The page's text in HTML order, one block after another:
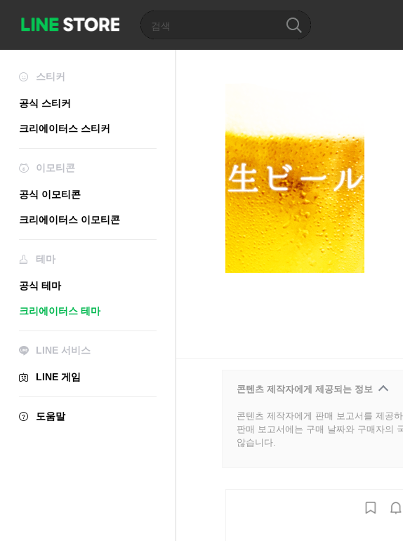
스티커
공식 스티커
크리에이터스 스티커
이모티콘
공식 이모티콘
크리에이터스 이모티콘
테마
공식 테마
크리에이터스 테마
LINE 서비스
LINE 게임
도움말
콘텐츠 제작자에게 제공되는 정보
콘텐츠 제작자에게 판매 보고서를 제공
판매 보고서에는 구매 날짜와 구매자의
않습니다.